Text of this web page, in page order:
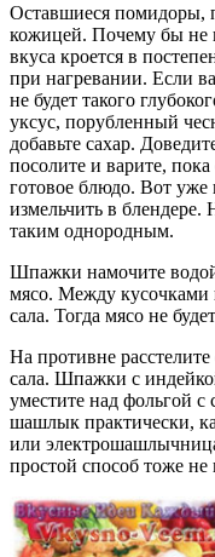
Оставшиеся помидоры,
кожицей. Почему бы не
вкуса кроется в
при нагревании. Если
не будет такого
уксус, порубленный
добавьте сахар.
посолите и варите,
готовое блюдо. Вот
измельчить в блендере.
таким однородным.
Шпажки намочите
мясо. Между кусочками
сала. Тогда мясо не
На противне
сала. Шпажки с
уместите над фольгой с
шашлык практически,
или
простой способ тоже не